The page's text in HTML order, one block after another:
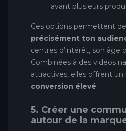
avant plusieurs
Ces options permettent de
précisément ton
centres d’intérêt, son âge
Combinées à des vidéos
attractives, elles offrent un
conversion élevé.
5. Créer une
autour de la